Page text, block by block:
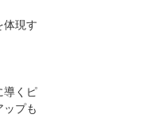
体現す
導くピ
プも